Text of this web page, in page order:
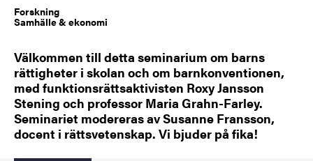
Forskning
Samhälle & ekonomi
Välkommen till detta seminarium om barns
rättigheter i skolan och om barnkonventionen,
med funktionsrättsaktivisten Roxy Jansson
Stening och professor Maria Grahn-Farley.
Seminariet modereras av Susanne Fransson,
docent i rättsvetenskap. Vi bjuder på fika!